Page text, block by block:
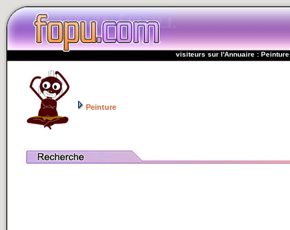
visiteurs sur l'Annuaire : Peinture
Peinture